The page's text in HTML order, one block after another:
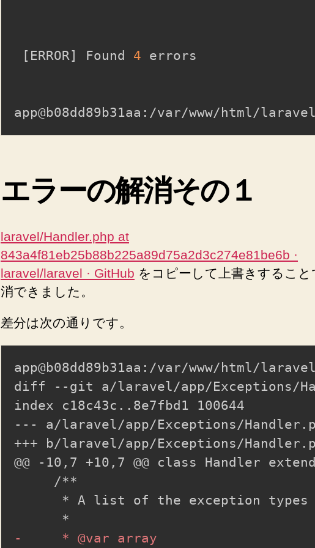
[ ERROR] Found 4
エラーの解消その１
laravel/Handler.php at
843a4f81eb25b88b225a89d75a2d3c274e81be6b ·
laravel/laravel · GitHub をコピーして上書きすること
消できました。
差分は次の通りです。
app@b08dd89b31aa:/var/www/html/
diff --git a/laravel/app/Exceptions/
--- a/laravel/app/Exceptions/
+++ b/laravel/app/Exceptions/
-